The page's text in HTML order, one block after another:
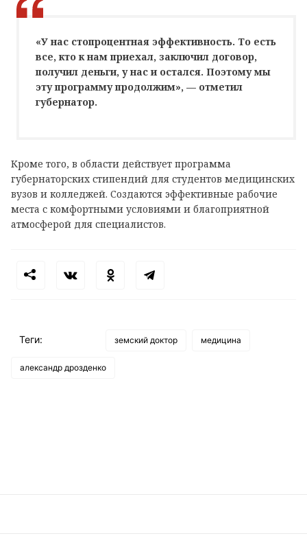
«У нас стопроцентная эффективность. То есть
все, кто к нам приехал, заключил договор,
получил деньги, у нас и остался. Поэтому мы
эту программу продолжим», — отметил
губернатор.
Кроме того, в области действует программа
губернаторских стипендий для студентов медицинских
вузов и колледжей. Создаются эффективные рабочие
места с комфортными условиями и благоприятной
атмосферой для специалистов.
Теги: земский доктор медицина
александр дрозденко